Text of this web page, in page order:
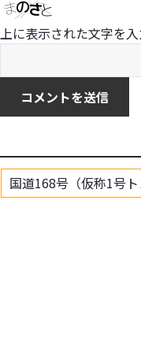
上に表示された文字を
国道168号（仮称1号